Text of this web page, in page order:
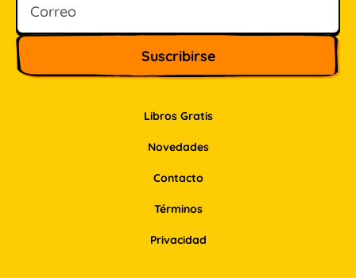
Libros Gratis
Novedades
Contacto
Términos
Privacidad